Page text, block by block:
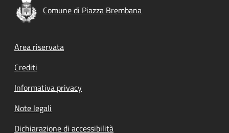
Comune di Piazza Brembana
Footer menu
Area riservata
Crediti
Informativa privacy
Note legali
Dichiarazione di accessibilità